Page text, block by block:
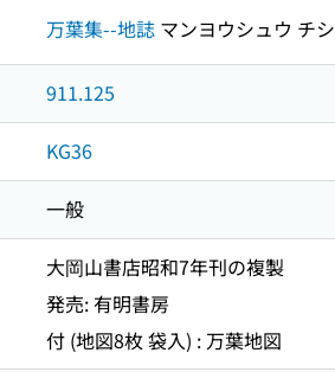
万葉集--地誌 マンヨウシュウ チシ
911.125
KG36
一般
大岡山書店昭和7年刊の複製
発売: 有明書房
付 (地図8枚 袋入) : 万葉地図